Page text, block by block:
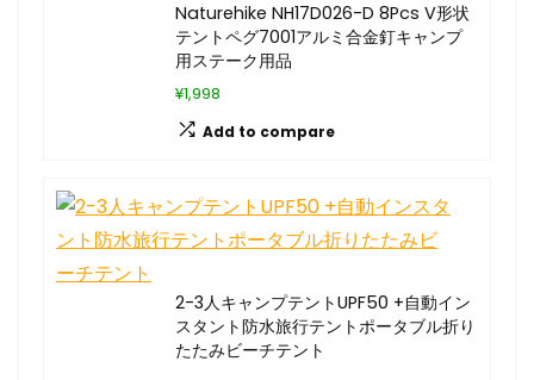
Naturehike NH17D026-D 8Pcs V形状
テントペグ7001アルミ合金釘キャンプ
用ステーク用品
¥1,998
Add to compare
2-3人キャンプテントUPF50 +自動イン
スタント防水旅行テントポータブル折り
たたみビーチテント